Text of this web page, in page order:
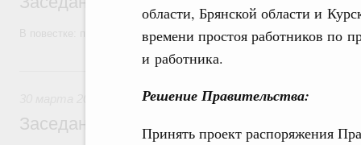
области, Брянской области и
времени простоя работников по
и работника.
Решение Правительства:
Принять проект распоряжения
В повестке: проекты федеральных законов.
Заседание Правительства (2026 год,